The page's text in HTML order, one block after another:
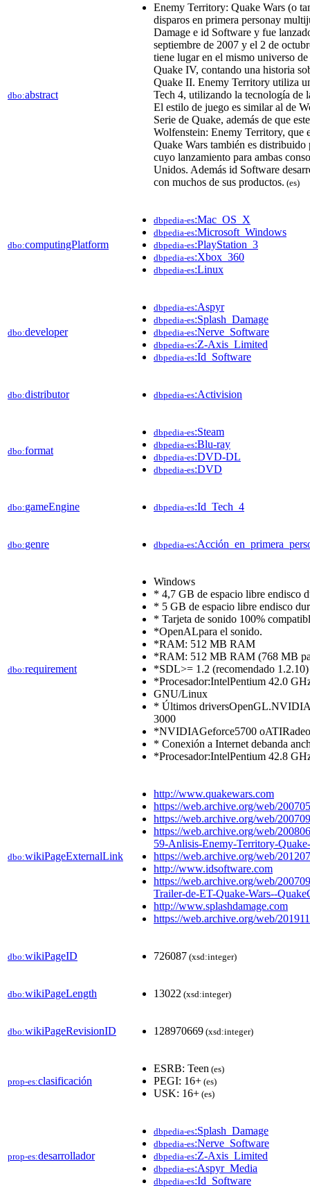
dbo:abstract
Enemy Territory: Quake Wars (o
disparos en primera personay
Damage e id Software y fue
septiembre de 2007 y el 2 de
tiene lugar en el mismo universo
Quake IV, contando una historia
Quake II. Enemy Territory utiliza
Tech 4, utilizando la tecnología de
El estilo de juego es similar al de
Serie de Quake, además de que
Wolfenstein: Enemy Territory, que
Quake Wars también es
cuyo lanzamiento para ambas
Unidos.​ Además id Software
con muchos de sus productos. (es)
dbo:computingPlatform
dbpedia-es:Mac_OS_X
dbpedia-es:Microsoft_Windows
dbpedia-es:PlayStation_3
dbpedia-es:Xbox_360
dbpedia-es:Linux
dbo:developer
dbpedia-es:Aspyr
dbpedia-es:Splash_Damage
dbpedia-es:Nerve_Software
dbpedia-es:Z-Axis_Limited
dbpedia-es:Id_Software
dbo:distributor dbpedia-es:Activision
dbo:format
dbpedia-es:Steam
dbpedia-es:Blu-ray
dbpedia-es:DVD-DL
dbpedia-es:DVD
dbo:gameEngine dbpedia-es:Id_Tech_4
dbo:genre dbpedia-es
dbo:requirement
Windows
* 4,7 GB de espacio libre endisco
* 5 GB de espacio libre endisco
* Tarjeta de sonido 100%
*OpenALpara el sonido.
*RAM: 512 MB RAM
*RAM: 512 MB RAM (768 MB
*SDL>= 1.2 (recomendado 1.2.10)
*Procesador:IntelPentium 42.0
GNU/Linux
* Últimos
3000
*NVIDIAGeforce5700
* Conexión a Internet debanda
*Procesador:IntelPentium 42.8
dbo:wikiPageExternalLink
http://www.quakewars.com
https://web.archive.org/web/
https://web.archive.org/web/
https://web.archive.org/web/
59-Anlisis-Enemy-Territory-
https://web.archive.org/web/
http://www.idsoftware.com
https://web.archive.org/web/
Trailer-de-ET-Quake-Wars--
http://www.splashdamage.com
https://web.archive.org/web/
dbo:wikiPageID 726087 (xsd:integer)
dbo:wikiPageLength 13022 (xsd:integer)
dbo:wikiPageRevisionID 128970669 (xsd:integer)
prop-es:clasificación
ESRB: Teen (es)
PEGI: 16+ (es)
USK: 16+ (es)
prop-es:desarrollador
dbpedia-es:Splash_Damage
dbpedia-es:Nerve_Software
dbpedia-es:Z-Axis_Limited
dbpedia-es:Aspyr_Media
dbpedia-es:Id_Software